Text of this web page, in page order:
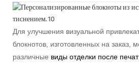
Для улучшения визуальной
блокнотов, изготовленных на заказ,
различные виды отделки после